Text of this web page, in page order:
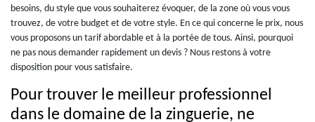
besoins, du style que vous souhaiterez évoquer, de la zone où vous vous
trouvez, de votre budget et de votre style. En ce qui concerne le prix, nous
vous proposons un tarif abordable et à la portée de tous. Ainsi, pourquoi
ne pas nous demander rapidement un devis ? Nous restons à votre
disposition pour vous satisfaire.
Pour trouver le meilleur professionnel
dans le domaine de la zinguerie, ne